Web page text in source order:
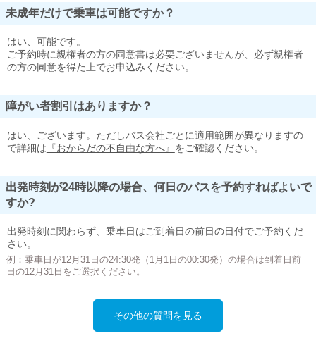
未成年だけで乗車は可能ですか？
はい、可能です。
ご予約時に親権者の方の同意書は必要ございませんが、必ず親権者
の方の同意を得た上でお申込みください。
障がい者割引はありますか？
はい、ございます。ただしバス会社ごとに適用範囲が異なりますの
で詳細は 『おからだの不自由な方へ』 をご確認ください。
出発時刻が24時以降の場合、何日のバスを予約すればよいで
すか?
出発時刻に関わらず、乗車日はご到着日の前日の日付でご予約くだ
さい。
例：乗車日が12月31日の24:30発（1月1日の00:30発）の場合は到着日前
日の12月31日をご選択ください。
その他の質問を見る